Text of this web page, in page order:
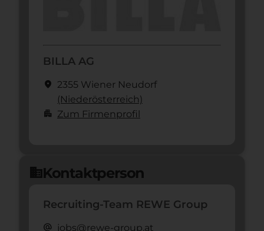
BILLA AG
location_on 2355 Wiener Neudorf
(Nieder­österreich)
apartment Zum Firmenprofil
domainKontaktperson
Recruiting-Team REWE Group
alternate_email jobs@rewe-group.at